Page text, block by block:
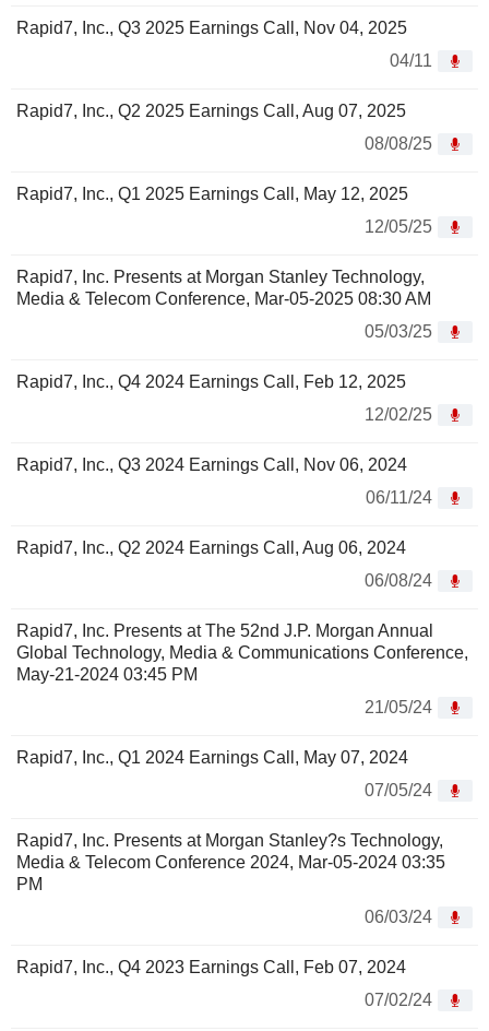
Rapid7, Inc., Q3 2025 Earnings Call, Nov 04, 2025
04/11
Rapid7, Inc., Q2 2025 Earnings Call, Aug 07, 2025
08/08/25
Rapid7, Inc., Q1 2025 Earnings Call, May 12, 2025
12/05/25
Rapid7, Inc. Presents at Morgan Stanley Technology,
Media & Telecom Conference, Mar-05-2025 08:30 AM
05/03/25
Rapid7, Inc., Q4 2024 Earnings Call, Feb 12, 2025
12/02/25
Rapid7, Inc., Q3 2024 Earnings Call, Nov 06, 2024
06/11/24
Rapid7, Inc., Q2 2024 Earnings Call, Aug 06, 2024
06/08/24
Rapid7, Inc. Presents at The 52nd J.P. Morgan Annual
Global Technology, Media & Communications Conference,
May-21-2024 03:45 PM
21/05/24
Rapid7, Inc., Q1 2024 Earnings Call, May 07, 2024
07/05/24
Rapid7, Inc. Presents at Morgan Stanley?s Technology,
Media & Telecom Conference 2024, Mar-05-2024 03:35
PM
06/03/24
Rapid7, Inc., Q4 2023 Earnings Call, Feb 07, 2024
07/02/24